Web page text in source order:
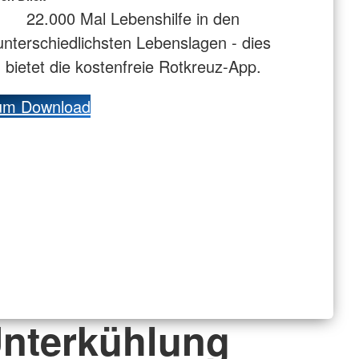
22.000 Mal Lebenshilfe in den
Lebenslagen - dies
bietet die kostenfreie Rotkreuz-App.
Download